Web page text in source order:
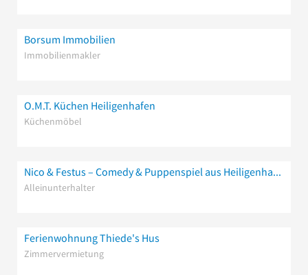
Borsum Immobilien
Immobilienmakler
O.M.T. Küchen Heiligenhafen
Küchenmöbel
Nico & Festus – Comedy & Puppenspiel aus Heiligenhafen
Alleinunterhalter
Ferienwohnung Thiede's Hus
Zimmervermietung